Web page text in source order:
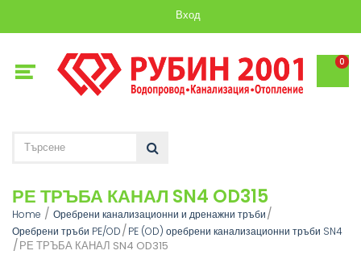
Вход
0
РЕ ТРЪБА КАНАЛ SN4 OD315
Home
Оребрени канализационни и дренажни тръби
Оребрени тръби PE/OD
PE (OD) оребрени канализационни тръби SN4
РЕ ТРЪБА КАНАЛ SN4 OD315